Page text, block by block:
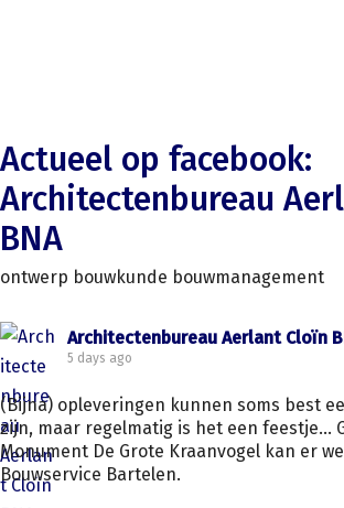
Actueel op facebook:
Architectenbureau
BNA
ontwerp bouwkunde bouwmanagement
Architectenbureau Aerlant Cloïn
5 days ago
(Bijna) opleveringen kunnen soms best
zijn, maar regelmatig is het een feestje...
Monument De Grote Kraanvogel kan er
Bouwservice Bartelen.